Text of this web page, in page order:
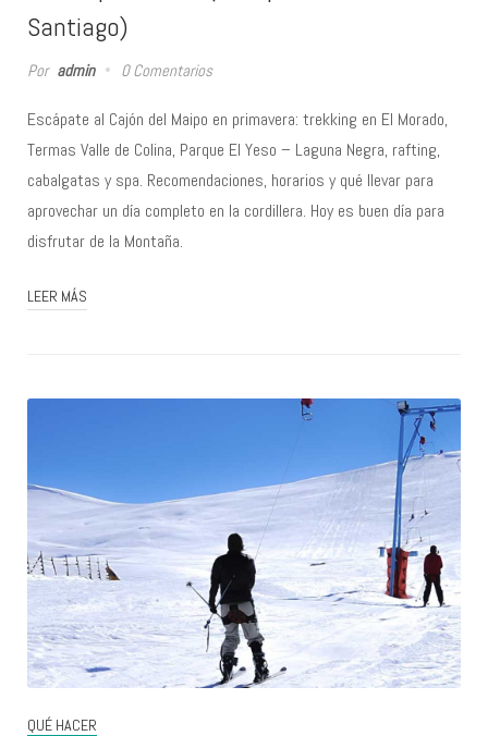
Santiago)
Por admin 0 Comentarios
Escápate al Cajón del Maipo en primavera: trekking en El Morado,
Termas Valle de Colina, Parque El Yeso – Laguna Negra, rafting,
cabalgatas y spa. Recomendaciones, horarios y qué llevar para
aprovechar un día completo en la cordillera. Hoy es buen día para
disfrutar de la Montaña.
LEER MÁS
QUÉ HACER